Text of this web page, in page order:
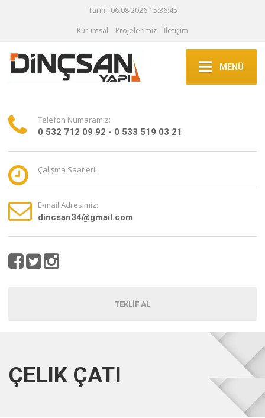
Tarih : 06.08.2026 15:36:45
Kurumsal
Projelerimiz İletişim
MENÜ
Telefon Numaramız:
0 532 712 09 92 - 0 533 519 03 21
Çalışma Saatleri:
E-mail Adresimiz:
dincsan34@gmail.com
TEKLİF AL
ÇELIK ÇATI